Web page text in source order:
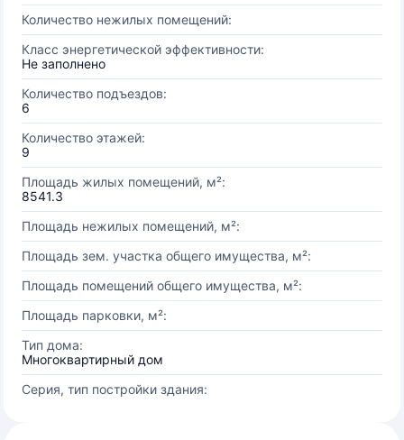
Количество нежилых помещений:
Класс энергетической эффективности:
Не заполнено
Количество подъездов:
6
Количество этажей:
9
Площадь жилых помещений, м²:
8541.3
Площадь нежилых помещений, м²:
Площадь зем. участка общего имущества, м²:
Площадь помещений общего имущества, м²:
Площадь парковки, м²:
Тип дома:
Многоквартирный дом
Серия, тип постройки здания: